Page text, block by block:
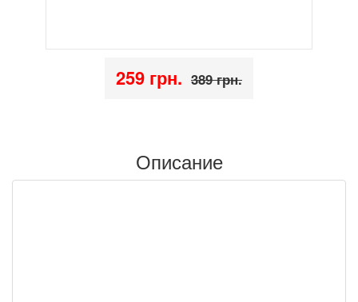
259 грн. 389 грн.
Описание